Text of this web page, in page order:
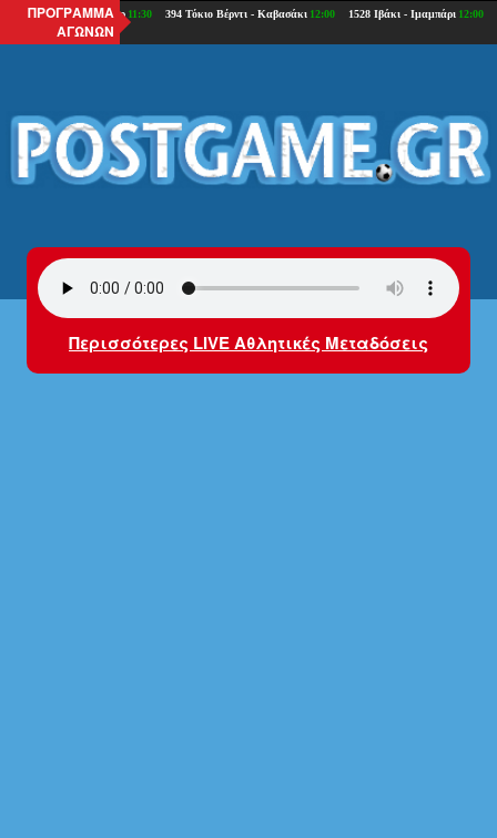
ΠΡΟΓΡΑΜΜΑ
ΑΓΩΝΩΝ
Περισσότερες LIVE Αθλητικές Μεταδόσεις